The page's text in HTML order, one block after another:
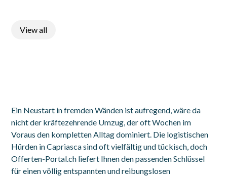
View all
Ein Neustart in fremden Wänden ist aufregend, wäre da
nicht der kräftezehrende Umzug, der oft Wochen im
Voraus den kompletten Alltag dominiert. Die logistischen
Hürden in Capriasca sind oft vielfältig und tückisch, doch
Offerten-Portal.ch liefert Ihnen den passenden Schlüssel
für einen völlig entspannten und reibungslosen